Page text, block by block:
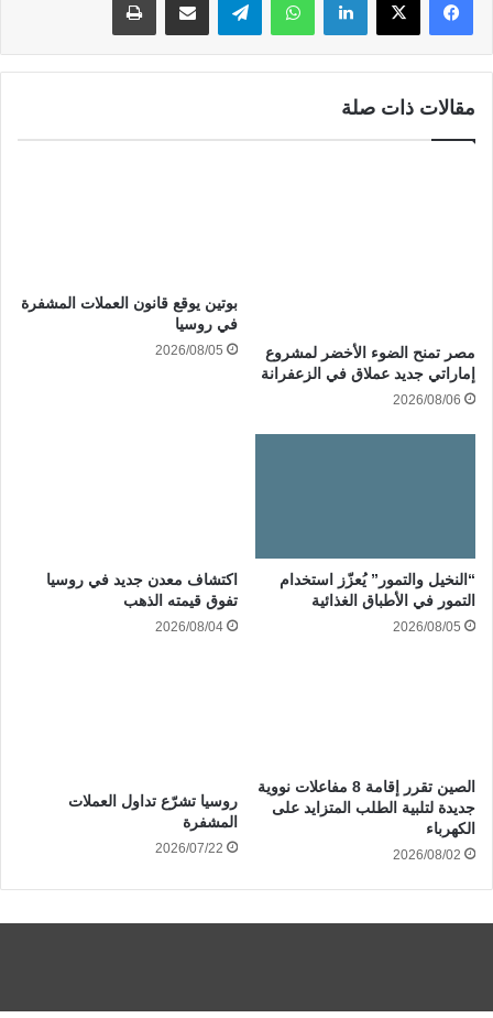
مقالات ذات صلة
مصر تمنح الضوء الأخضر لمشروع
إماراتي جديد عملاق في الزعفرانة
2026/08/06
بوتين يوقع قانون العملات المشفرة
في روسيا
2026/08/05
“النخيل والتمور” يُعزّز استخدام
التمور في الأطباق الغذائية
2026/08/05
اكتشاف معدن جديد في روسيا
تفوق قيمته الذهب
2026/08/04
الصين تقرر إقامة 8 مفاعلات نووية
جديدة لتلبية الطلب المتزايد على
الكهرباء
2026/08/02
روسيا تشرّع تداول العملات
المشفرة
2026/07/22